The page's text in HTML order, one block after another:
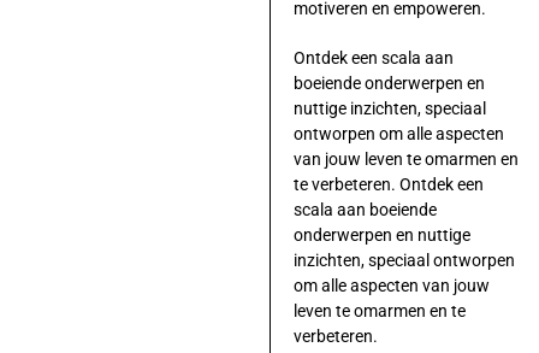
motiveren en empoweren.
Ontdek een scala aan
boeiende onderwerpen en
nuttige inzichten, speciaal
ontworpen om alle aspecten
van jouw leven te omarmen en
te verbeteren. Ontdek een
scala aan boeiende
onderwerpen en nuttige
inzichten, speciaal ontworpen
om alle aspecten van jouw
leven te omarmen en te
verbeteren.